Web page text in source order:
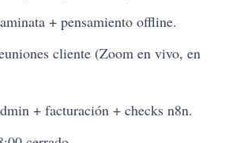
+ pensamiento offline.
cliente (Zoom en vivo, en
+ facturación + checks n8n.